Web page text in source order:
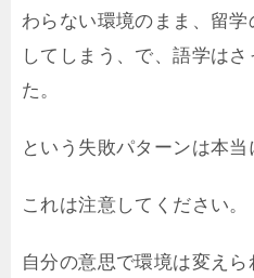
わらない環境のまま、留
してしまう、で、語学は
た。
という失敗パターンは本当
これは注意してください。
自分の意思で環境は変えら